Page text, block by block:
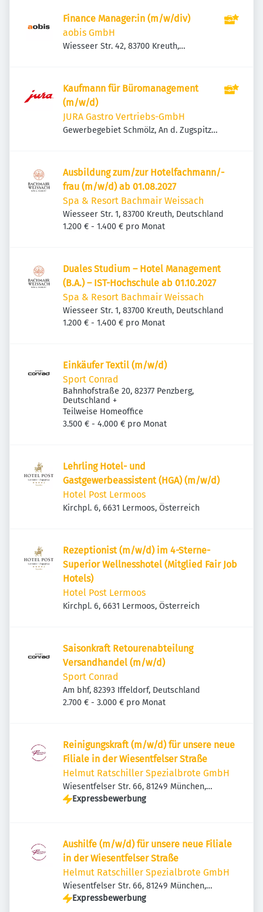
Finance Manager:in (m/w/div)
aobis GmbH
Wiesseer Str. 42, 83700 Kreuth,
Kaufmann für Büromanagement
(m/w/d)
JURA Gastro Vertriebs-GmbH
Gewerbegebiet Schmölz, An d. Zugspitze
Ausbildung zum/zur Hotelfachmann/-
frau (m/w/d) ab 01.08.2027
Spa & Resort Bachmair Weissach
Wiesseer Str. 1, 83700 Kreuth, Deutschland
1.200 € - 1.400 € pro Monat
Duales Studium – Hotel Management
(B.A.) – IST-Hochschule ab 01.10.2027
Spa & Resort Bachmair Weissach
Wiesseer Str. 1, 83700 Kreuth, Deutschland
1.200 € - 1.400 € pro Monat
Einkäufer Textil (m/w/d)
Sport Conrad
Bahnhofstraße 20, 82377 Penzberg,
Deutschland +
Teilweise Homeoffice
3.500 € - 4.000 € pro Monat
Lehrling Hotel- und
Gastgewerbeassistent (HGA) (m/w/d)
Hotel Post Lermoos
Kirchpl. 6, 6631 Lermoos, Österreich
Rezeptionist (m/w/d) im 4-Sterne-
Superior Wellnesshotel (Mitglied Fair Job
Hotels)
Hotel Post Lermoos
Kirchpl. 6, 6631 Lermoos, Österreich
Saisonkraft Retourenabteilung
Versandhandel (m/w/d)
Sport Conrad
Am bhf, 82393 Iffeldorf, Deutschland
2.700 € - 3.000 € pro Monat
Reinigungskraft (m/w/d) für unsere neue
Filiale in der Wiesentfelser Straße
Helmut Ratschiller Spezialbrote GmbH
Wiesentfelser Str. 66, 81249 München,
Deutschland
Expressbewerbung
Aushilfe (m/w/d) für unsere neue Filiale
in der Wiesentfelser Straße
Helmut Ratschiller Spezialbrote GmbH
Wiesentfelser Str. 66, 81249 München,
Deutschland
Expressbewerbung